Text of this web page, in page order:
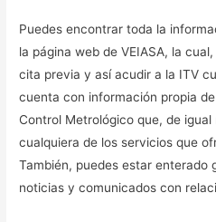
Puedes encontrar toda la
la página web de VEIASA, la
cita previa y así acudir a la ITV
cuenta con información propia
Control Metrológico que, de
cualquiera de los servicios que
También, puedes estar enterado
noticias y comunicados con